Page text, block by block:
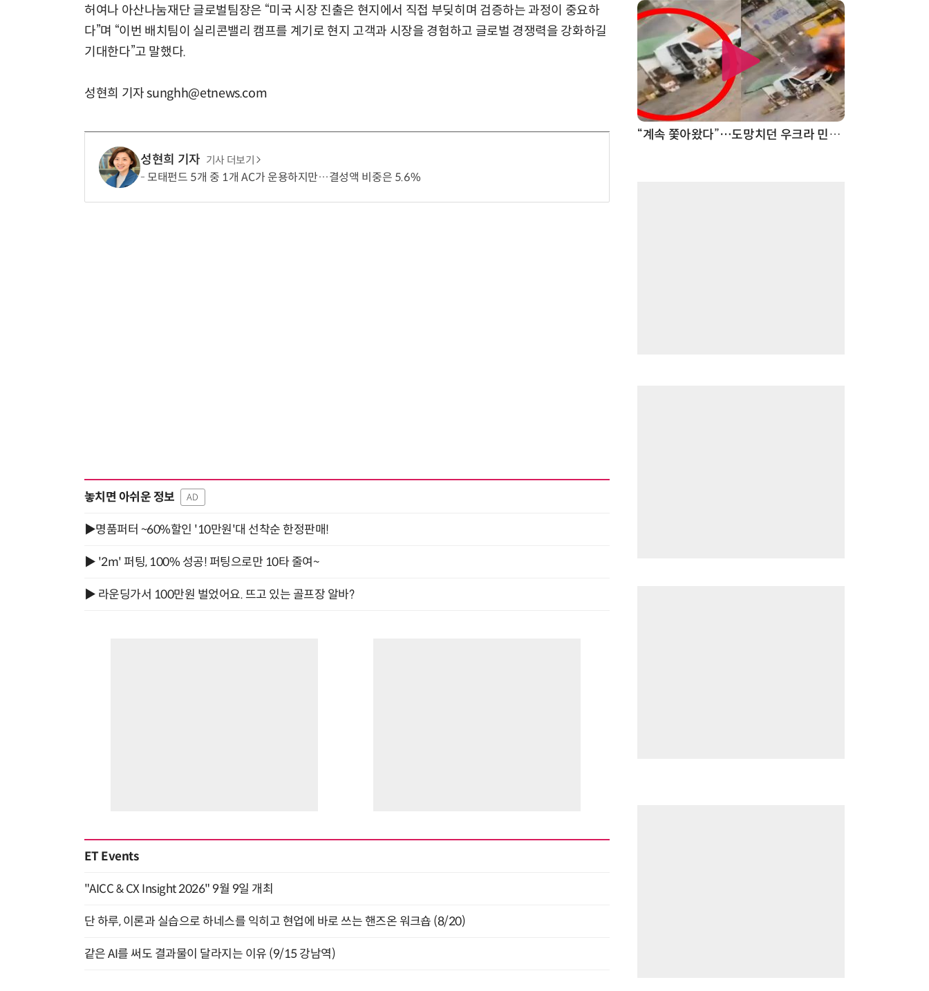
허여나 아산나눔재단 글로벌팀장은 “미국 시장 진출은 현지에서 직접 부딪히며 검증하는 과정이 중요하
다”며 “이번 배치팀이 실리콘밸리 캠프를 계기로 현지 고객과 시장을 경험하고 글로벌 경쟁력을 강화하길
기대한다”고 말했다.
성현희 기자 sunghh@etnews.com
성현희 기자 기사 더보기
모태펀드 5개 중 1개 AC가 운용하지만…결성액 비중은 5.6%
놓치면 아쉬운 정보 AD
▶명품퍼터 ~60%할인 '10만원'대 선착순 한정판매!
▶ '2m' 퍼팅, 100% 성공! 퍼팅으로만 10타 줄여~
▶ 라운딩가서 100만원 벌었어요. 뜨고 있는 골프장 알바?
ET Events
"AICC & CX Insight 2026" 9월 9일 개최
단 하루, 이론과 실습으로 하네스를 익히고 현업에 바로 쓰는 핸즈온 워크숍 (8/20)
같은 AI를 써도 결과물이 달라지는 이유 (9/15 강남역)
거미줄 쏘고 자동 회수까지…현실판 스파이더맨 웹 슈터 70년 만에 돌아온 시베리아호랑이…카자흐스탄 야생에 풀렸다 “계속 쫓아왔다”…도망치던 우크라 민간인 공격한 러 자폭 드론